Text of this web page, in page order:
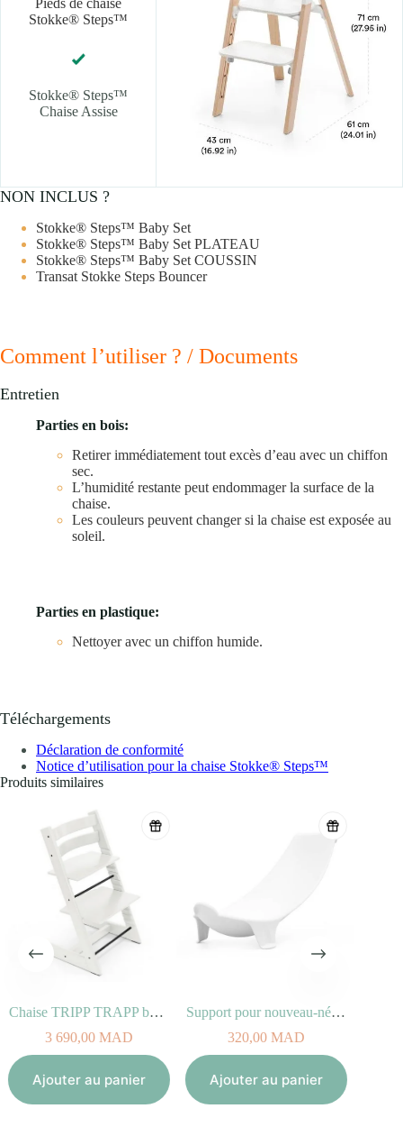
Pieds de chaise
Stokke® Steps™
Stokke® Steps™
Chaise Assise
NON INCLUS ?
Stokke® Steps™ Baby Set
Stokke® Steps™ Baby Set PLATEAU
Stokke® Steps™ Baby Set COUSSIN
Transat Stokke Steps Bouncer
Comment l’utiliser ? / Documents
Entretien
Parties en bois:
Retirer immédiatement tout excès d’eau avec un chiffon
sec.
L’humidité restante peut endommager la surface de la
chaise.
Les couleurs peuvent changer si la chaise est exposée au
soleil.
Parties en plastique:
Nettoyer avec un chiffon humide.
Téléchargements
Déclaration de conformité
Notice d’utilisation pour la chaise Stokke® Steps™
Produits similaires
Chaise TRIPP TRAPP bois de Hêtre blanc
3 690,00MAD
Ajouter au panier
Support pour nouveau-né STOKKE FLEXI BATH
320,00MAD
Ajouter au panier